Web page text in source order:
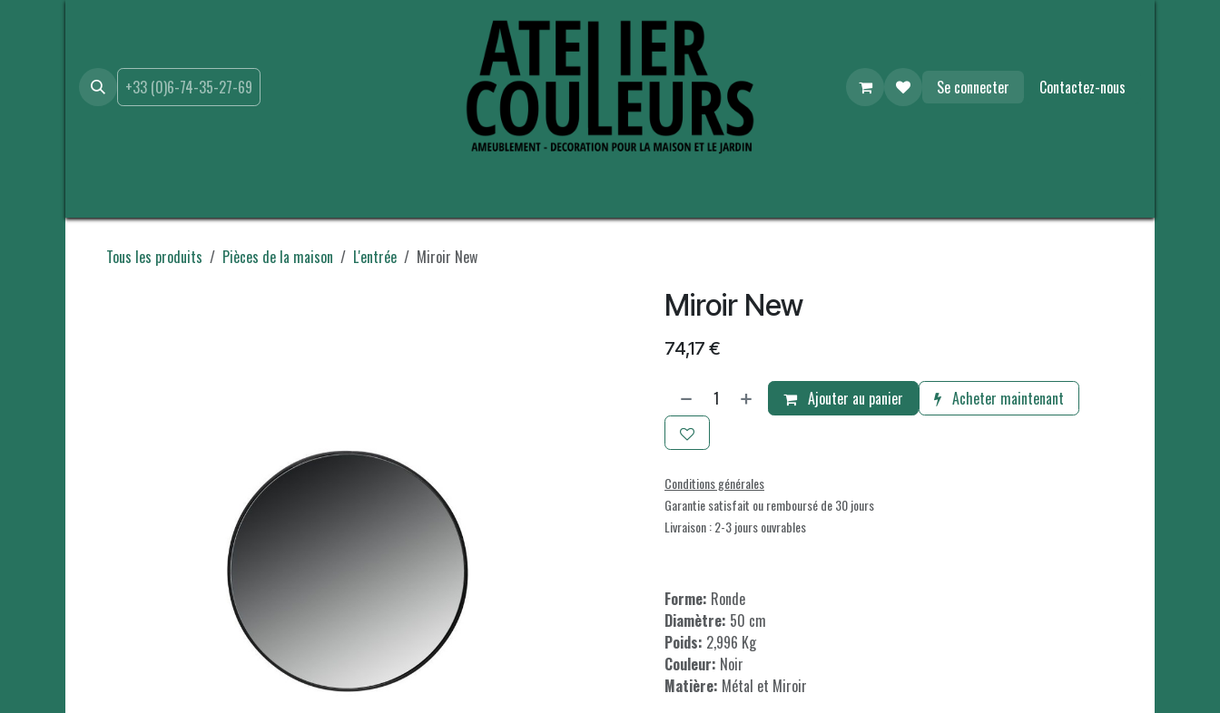
+33 (0)6-74-35-27-69 Se connecter Contactez-nous
Tous les produits Pièces de la maison L'entrée Miroir New
Miroir New
74,17 €
Ajouter au panier Acheter maintenant
Conditions générales
Garantie satisfait ou remboursé de 30 jours
Livraison : 2-3 jours ouvrables
Forme: Ronde
Diamètre: 50 cm
Poids: 2,996 Kg
Couleur: Noir
Matière: Métal et Miroir